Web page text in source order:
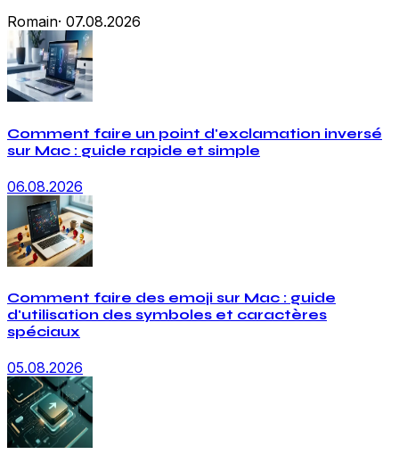
Romain· 07.08.2026
Comment faire un point d'exclamation inversé
sur Mac : guide rapide et simple
06.08.2026
Comment faire des emoji sur Mac : guide
d'utilisation des symboles et caractères
spéciaux
05.08.2026